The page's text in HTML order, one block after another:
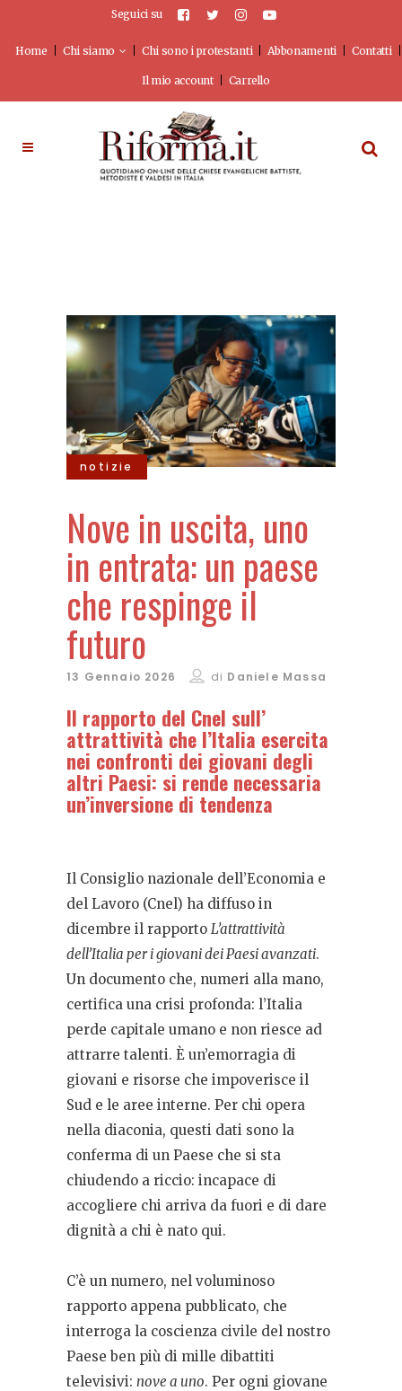
Seguici su
Home Chi siamo Chi sono i protestanti Abbonamenti Contatti
Il mio account Carrello
notizie
Nove in uscita, uno
in entrata: un paese
che respinge il
futuro
13 Gennaio 2026 di Daniele Massa
Il rapporto del Cnel sull’
attrattività che l’Italia esercita
nei confronti dei giovani degli
altri Paesi: si rende necessaria
un’inversione di tendenza
Il Consiglio nazionale dell’Economia e
del Lavoro (Cnel) ha diffuso in
dicembre il rapporto L’attrattività
dell’Italia per i giovani dei Paesi avanzati.
Un documento che, numeri alla mano,
certifica una crisi profonda: l’Italia
perde capitale umano e non riesce ad
attrarre talenti. È un’emorragia di
giovani e risorse che impoverisce il
Sud e le aree interne. Per chi opera
nella diaconia, questi dati sono la
conferma di un Paese che si sta
chiudendo a riccio: incapace di
accogliere chi arriva da fuori e di dare
dignità a chi è nato qui.
C’è un numero, nel voluminoso
rapporto appena pubblicato, che
interroga la coscienza civile del nostro
Paese ben più di mille dibattiti
televisivi: nove a uno. Per ogni giovane